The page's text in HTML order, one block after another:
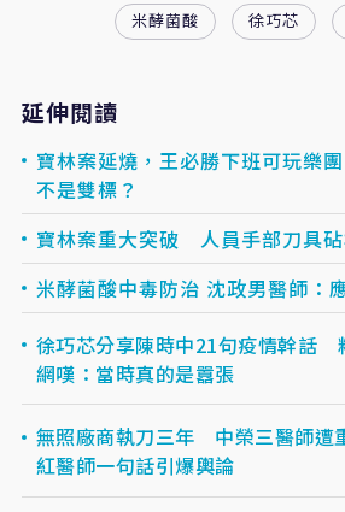
米酵菌酸 徐巧芯
延伸閱讀
寶林案延燒，王必勝下班可玩樂
不是雙標？
寶林案重大突破 人員手部刀具
米酵菌酸中毒防治 沈政男醫師：
徐巧芯分享陳時中21句疫情幹話
網嘆：當時真的是囂張
無照廠商執刀三年 中榮三醫師
紅醫師一句話引爆輿論